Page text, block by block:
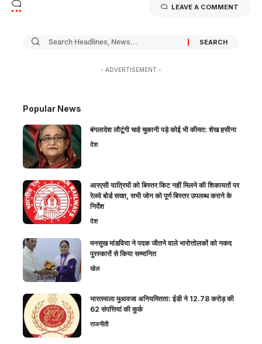
LEAVE A COMMENT
- ADVERTISEMENT -
Popular News
बंगलादेश लौटूंगी चाहे चुकानी पड़े कोई भी कीमत: शेख हसीना
देश
आरएसी यात्रियों को बिस्तर किट नहीं मिलने की शिकायतों पर
रेलवे बोर्ड सख्त, सभी जोन को पूर्ण बिस्तर उपलब्ध कराने के
निर्देश
देश
मनसुख मांडविया ने पदक जीतने वाले भारोत्तोलकों को नकद
पुरस्कारों से किया सम्मानित
खेल
भारतमाला मुआवजा अनियमितता: ईडी ने 12.78 करोड़ की
62 संपत्तियां की कुर्क
राजनीती